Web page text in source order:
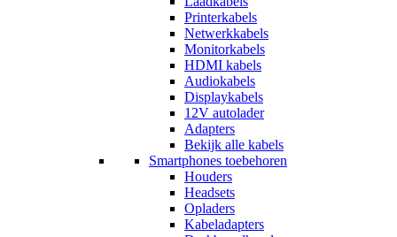
Printerkabels
Netwerkkabels
Monitorkabels
HDMI kabels
Audiokabels
Displaykabels
12V autolader
Adapters
Bekijk alle kabels
Smartphones toebehoren
Houders
Headsets
Opladers
Kabeladapters